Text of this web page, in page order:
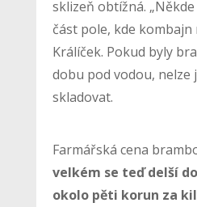
sklizeň obtížná.
část pole, kde kombajn
Králíček. Pokud byly
dobu pod vodou, nelze
skladovat.
Farmářská cena
velkém se teď delší
okolo pěti korun za